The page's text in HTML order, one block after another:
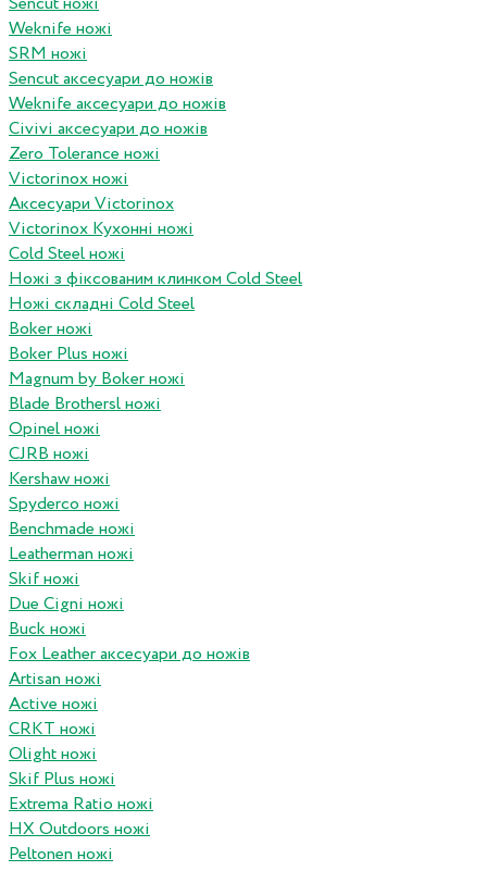
Weknife ножі
SRM ножі
Sencut аксесуари до ножів
Weknife аксесуари до ножів
Civivi аксесуари до ножів
Zero Tolerance ножі
Victorinox ножі
Аксесуари Victorinox
Victorinox Кухонні ножі
Cold Steel ножі
Ножі з фіксованим клинком Cold Steel
Ножі складні Cold Steel
Boker ножі
Boker Plus ножі
Magnum by Boker ножі
Blade Brothersl ножі
Opinel ножі
CJRB ножі
Kershaw ножі
Spyderco ножі
Benchmade ножі
Leatherman ножі
Skif ножі
Due Cigni ножі
Buck ножі
Fox Leather аксесуари до ножів
Artisan ножі
Active ножі
CRKT ножі
Olight ножі
Skif Plus ножі
Extrema Ratio ножі
HX Outdoors ножі
Peltonen ножі